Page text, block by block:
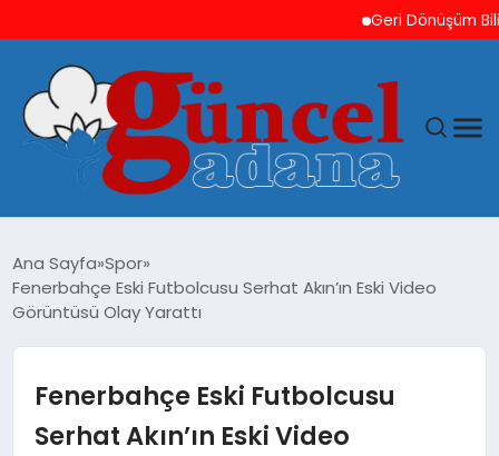
Geri Dönüşüm
GÜNCEL
Ana Sayfa Spor
Fenerbahçe Eski Futbolcusu Serhat Akın’ın Eski Video
Görüntüsü Olay Yarattı
Fenerbahçe Eski Futbolcusu
Serhat Akın’ın Eski Video